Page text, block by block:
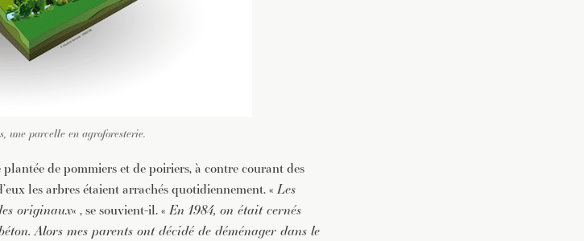
une parcelle en agroforesterie.
de pommiers et de poiriers, à contre courant des
les arbres étaient arrachés quotidiennement. «Les
originaux« , se souvient-il. «En 1984, on était cernés
Alors mes parents ont décidé de déménager dans le